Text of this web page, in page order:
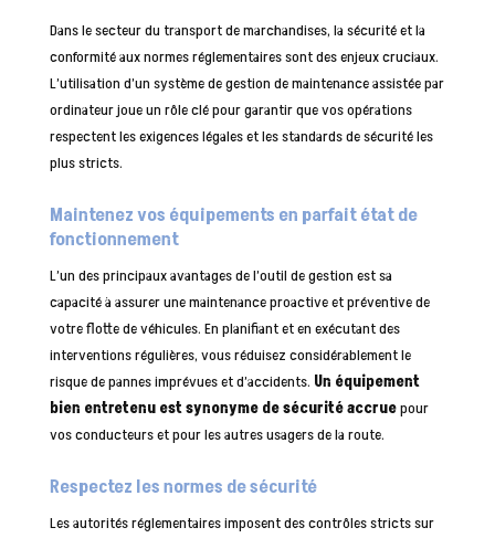
Dans le secteur du transport de marchandises, la sécurité et la
conformité aux normes réglementaires sont des enjeux cruciaux.
L’utilisation d’un système de gestion de maintenance assistée par
ordinateur joue un rôle clé pour garantir que vos opérations
respectent les exigences légales et les standards de sécurité les
plus stricts.
Maintenez vos équipements en parfait état de
fonctionnement
L’un des principaux avantages de l’outil de gestion est sa
capacité à assurer une maintenance proactive et préventive de
votre flotte de véhicules. En planifiant et en exécutant des
interventions régulières, vous réduisez considérablement le
risque de pannes imprévues et d’accidents. Un équipement
bien entretenu est synonyme de sécurité accruepour
vos conducteurs et pour les autres usagers de la route.
Respectez les normes de sécurité
Les autorités réglementaires imposent des contrôles stricts sur